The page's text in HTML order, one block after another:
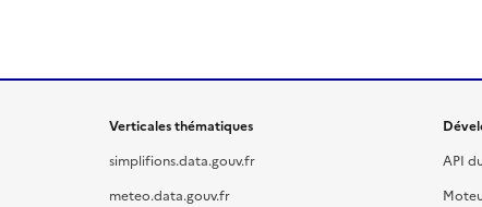
Verticales thématiques
simplifions.data.gouv.fr
meteo.data.gouv.fr
API